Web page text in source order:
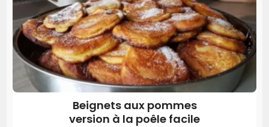
Beignets aux pommes
version à la poêle facile